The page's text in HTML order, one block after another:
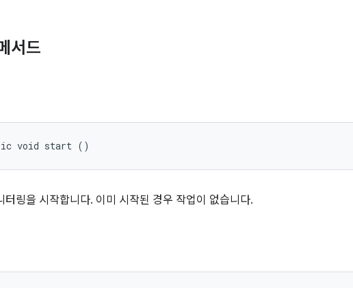
서드
void start ()
터링을 시작합니다. 이미 시작된 경우 작업이 없습니다.